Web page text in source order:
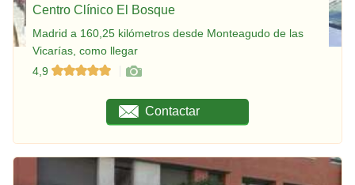
Centro Clínico El Bosque
Madrid a 160,25 kilómetros desde Monteagudo de las
Vicarías, como llegar
4,9
Contactar